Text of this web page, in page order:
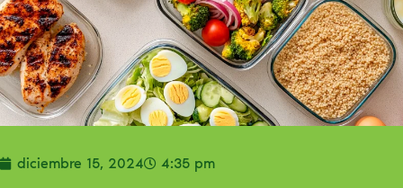
diciembre 15, 2024 4:35 pm